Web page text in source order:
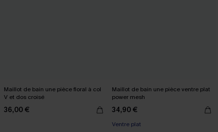
Maillot de bain une pièce floral à col
V et dos croisé
36,00 €
Maillot de bain une pièce ventre plat
power mesh
34,90 €
Ventre plat